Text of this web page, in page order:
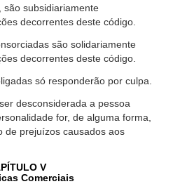
são subsidiariamente
decorrentes deste código.
são solidariamente
decorrentes deste código.
só responderão por culpa.
desconsiderada a pessoa
for, de alguma forma,
de prejuízos causados aos
V
Comerciais